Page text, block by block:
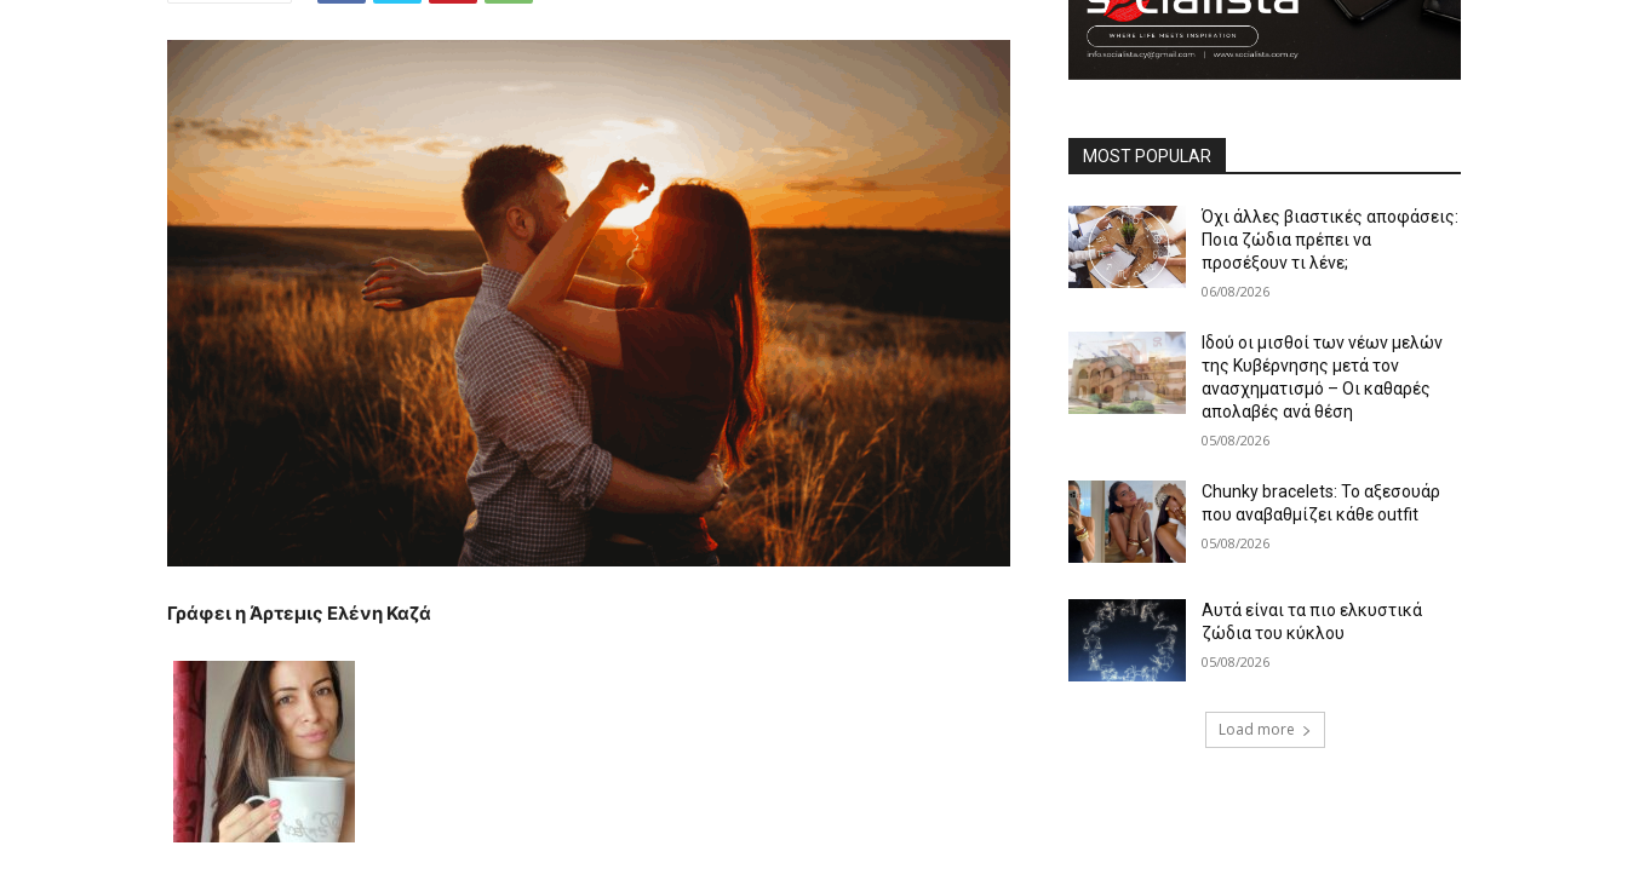
Γράφει η Άρτεμις Ελένη Καζά
MOST POPULAR
Όχι άλλες βιαστικές αποφάσεις:
Ποια ζώδια πρέπει να
προσέξουν τι λένε;
06/08/2026
Ιδού οι μισθοί των νέων μελών
της Κυβέρνησης μετά τον
ανασχηματισμό – Οι καθαρές
απολαβές ανά θέση
05/08/2026
Chunky bracelets: Το αξεσουάρ
που αναβαθμίζει κάθε outfit
05/08/2026
Αυτά είναι τα πιο ελκυστικά
ζώδια του κύκλου
05/08/2026
Load more